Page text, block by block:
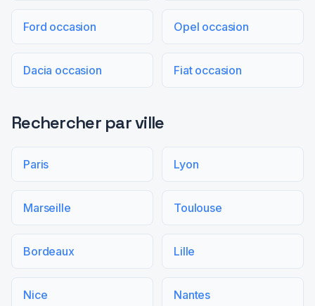
Ford occasion Opel occasion
Dacia occasion Fiat occasion
Rechercher par ville
Paris Lyon
Marseille Toulouse
Bordeaux Lille
Nice Nantes